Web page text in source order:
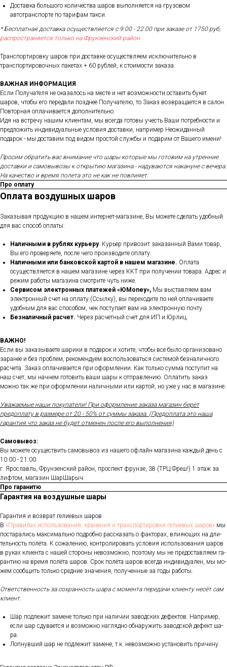
Доставка большого количества шаров выполняется на грузовом
автотранспорте по тарифам такси.
* Бесплатная доставка осуществляется с 9:00 - 22:00 при заказе от 1750 руб,
распространяется только на Фрунзенский район.
Транспортировку шаров при доставке осуществляем исключительно в
транспортировочных пакетах + 60 рублей, к стоимости заказа.
ВАЖНАЯ ИНФОРМАЦИЯ
Если Получателя не оказалось на месте и нет возможности оставить букет
шаров, чтобы его передали позднее Получателю, то Заказ возвращается в салон.
Повторная оплачивается дополнительно.
Идя на встречу нашим клиентам, мы всегда готовы учесть Ваши потребности и
предложить индивидуальные условия доставки, например Неожиданный
подарок - мы доставим под видом простой службы и подарим от Вашего имени!
Просим обратить вас внимание что шары которые мы готовим на утренние
доставки и самовывозы к открытию магазина - надуваются накануне с вечера.
На качество и время полета это не как не повлияет.
Про оплату
Оплата воздушных шаров
Заказывая продукцию в нашем интернет-магазине, Вы можете сделать удобный
для вас способ оплаты:
Наличными в рублях курьеру. Курьер привозит заказанный Вами товар,
Вы его проверяете, после чего производите оплату.
Наличными или банковской картой в нашем магазине. Оплата
осуществляется в нашем магазине через ККТ при получении товара. Адрес и
режим работы магазина смотрите чуть ниже.
Сервисом электронных платежей «ЮMoney», Мы выставляем вам
электронный счет на оплату (Ссылку), вы переходите по ней оплачиваете
удобным для вас способом, чек поступает вам на электронную почту.
Безналичный расчет. Через расчетный счет для ИП и Юрлиц.
ВАЖНО!
Если вы заказываете шарики в подарок и хотите, чтобы все было организовано
заранее и без проблем, рекомендуем воспользоваться системой безналичного
расчета. Заказ оплачивается при оформлении. Как только сумма поступит на
наш счет, мы начнем готовить ваши шары к отправлению. Оплатить заказ
можно так же при оформлении наличными или картой, но уже у нас в магазине.
Уважаемые наши покупатели! При оформление заказа магазин берет
предоплату в размере от 20 - 50% от суммы заказа. (Предоплата это наша
гарантия что заказ не будет отменен после его выполнения)
Самовывоз:
Вы можете осуществить самовывоз из нашего офлайн магазина каждый день с
10:00 - 21:00
г. Ярославль, Фрунзенский район, проспект фрунзе, 38 (ТРЦ Фреш!) 1 этаж за
лифтом, магазин ШарШарыч.
Про гаранитю
Гарантия на воздушные шары
Га­ран­тия и воз­врат ге­ли­евых ша­ров
В «Пра­ви­лах ис­поль­зо­ва­ния, хра­не­ния и тран­спор­ти­ров­ки ге­ли­евых ша­ров» мы
пос­та­рались мак­си­маль­но под­робно рас­ска­зать о фак­то­рах, вли­яющих на дли­
тель­ность по­лёта. К со­жале­нию, кон­тро­лиро­вать ус­ло­вия ис­поль­зо­вания ша­ров
в ру­ках кли­ен­та с на­шей сто­роны не­воз­можно, по­это­му мы не пре­дос­тавля­ем га­
ран­тию на вре­мя по­лёта ша­ров. Срок по­лёта ша­ров всег­да ин­ди­виду­ален, мы мо­
жем со­об­щить толь­ко сред­ние зна­чения, по­лучен­ные за го­ды ра­боты.
От­ветс­твен­ность за сох­ранность ша­ра с мо­мен­та пе­реда­чи кли­ен­ту не­сёт сам
кли­ент.
Шар под­ле­жит за­мене толь­ко при на­личии за­вод­ских де­фек­тов. Нап­ри­мер,
ес­ли шар сду­ва­ет­ся и воз­можно наг­лядно об­на­ружить за­вод­ской де­фект ша­
ра.
Лоп­нувший шар не под­ле­жит за­мене, т.к. не­воз­можно ус­та­новить при­чину.